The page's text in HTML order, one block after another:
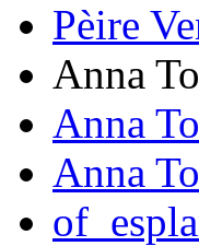
Pèire
Anna
Anna
Anna